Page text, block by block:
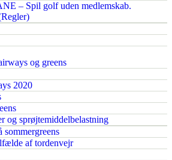
– Spil golf uden medlemskab.
og greens
2020
og sprøjtemiddelbelastning
sommergreens
af tordenvejr